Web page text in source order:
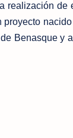
realización de
proyecto
Benasque y a